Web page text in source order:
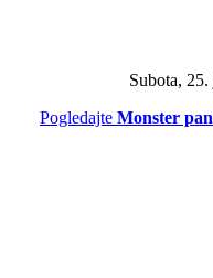
Subota,
Pogledajte Monster